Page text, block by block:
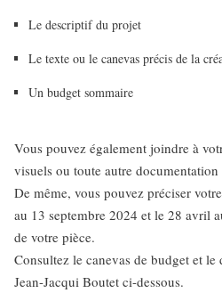
Le descriptif du projet
Le texte ou le canevas précis de la
Un budget sommaire
Vous pouvez également joindre à
visuels ou toute autre
De même, vous pouvez préciser
au 13 septembre 2024 et le 28 avril
de votre pièce.
Consultez le canevas de budget et
Jean-Jacqui Boutet ci-dessous.